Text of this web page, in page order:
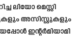
ലിയോ മെസ്സി
അസിസ്റ്റുകളും
ഇന്റർമിയാമി